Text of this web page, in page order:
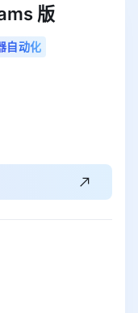
版
自动化